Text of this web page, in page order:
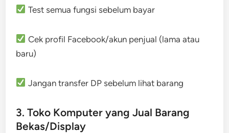
Test semua fungsi sebelum bayar
Cek profil Facebook/akun penjual (lama atau
baru)
Jangan transfer DP sebelum lihat barang
3. Toko Komputer yang Jual Barang
Bekas/Display